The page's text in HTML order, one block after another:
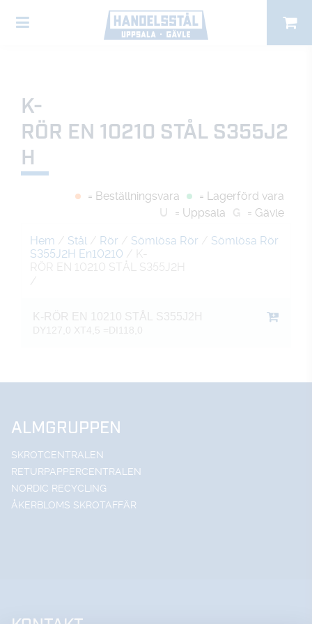
K-
RÖR EN 10210 STÅL S355J2
H
= Beställningsvara
= Lagerförd vara
U
= Uppsala G = Gävle
Hem / Stål / Rör / Sömlösa Rör / Sömlösa Rör
S355J2H En10210 / K-
RÖR EN 10210 STÅL S355J2H
/
K-RÖR EN 10210 STÅL S355J2H
DY127,0 XT4,5 =DI118,0
ALMGRUPPEN
SKROTCENTRALEN
RETURPAPPERCENTRALEN
NORDIC RECYCLING
ÅKERBLOMS SKROTAFFÄR